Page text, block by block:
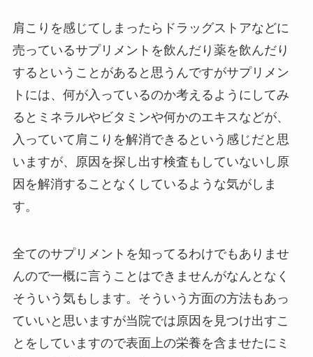
肩こりを感じてしまったらドラッグストアなどに
売っているサプリメントを飲んだり薬を飲んだり
するということがあると思うんですがサプリメン
トには、何が入っているのか考えるようにしてみ
るとミネラルやビタミンや何かのエキスなどが、
入っていて肩こりを解消できるという感じだと思
いますが、原因を探し出す検査もしていないし原
因を解消することなくしているような気がしま
す。
全てのサプリメントを知ってるわけでもありませ
んので一概に言うことはできませんがなんとなく
そういう気もします。そういう方面の方法もあっ
ていいと思いますが当院では原因を見つけ出すこ
とをしていますので表面上の栄養を含ませたにミ